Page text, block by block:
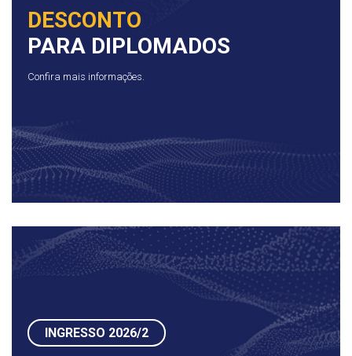
DESCONTO
PARA DIPLOMADOS
Confira mais informações.
INGRESSO 2026/2